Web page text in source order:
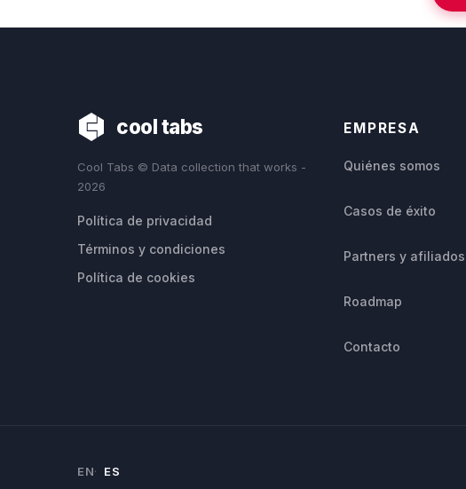
cool tabs
Cool Tabs © Data collection that works -
2026
Política de privacidad
Términos y condiciones
Política de cookies
EMPRESA
Quiénes somos
Casos de éxito
Partners y afiliados
Roadmap
Contacto
EN ES